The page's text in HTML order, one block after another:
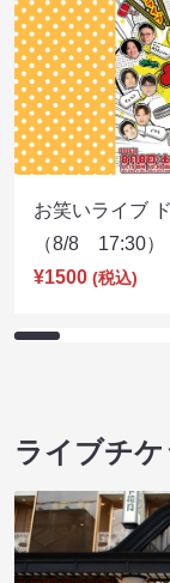
お笑いライブ
（8/8 17:30）
¥1500 (税込)
ライブチケ